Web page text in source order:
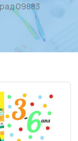
09883